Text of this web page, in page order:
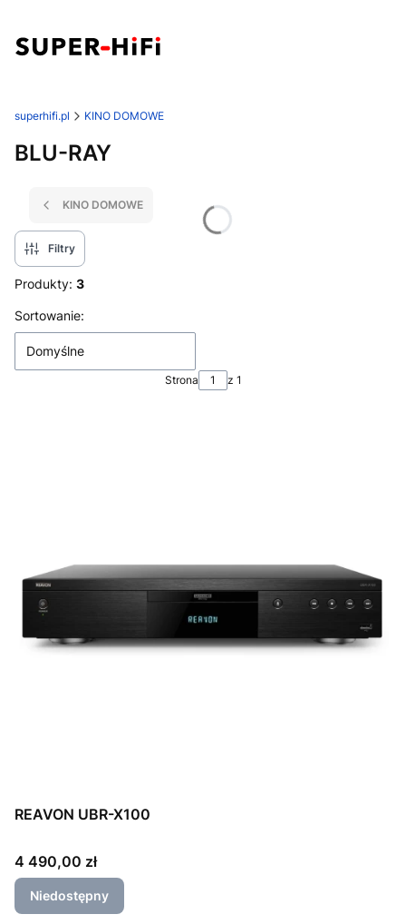
superhifi.pl KINO DOMOWE
BLU-RAY
KINO DOMOWE
Filtry
Produkty: 3
Lista produktów
Sortowanie:
Domyślne
Strona z 1
REAVON UBR-X100
Cena
4 490,00 zł
Niedostępny